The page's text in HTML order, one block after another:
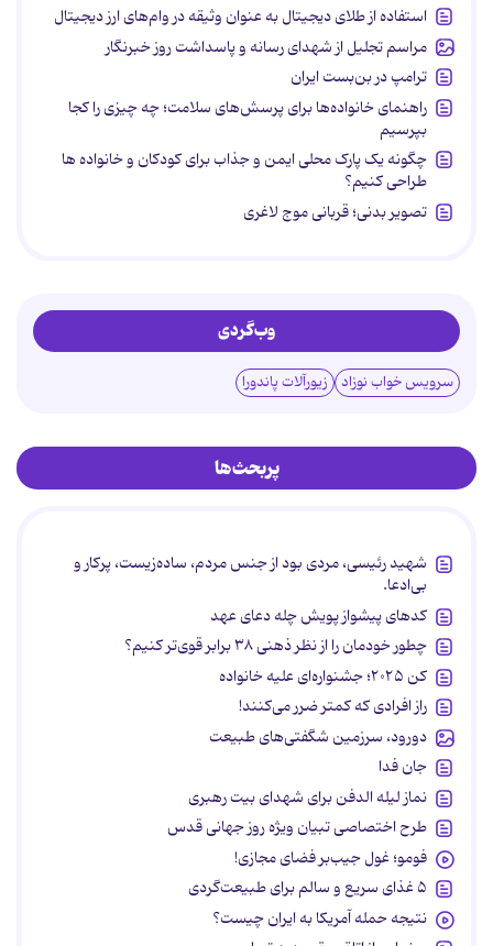
استفاده از طلای دیجیتال به عنوان وثیقه در وام‌های ارز دیجیتال
مراسم تجلیل از شهدای رسانه و پاسداشت روز خبرنگار
ترامپ در بن‌بست ایران
راهنمای خانواده‌ها برای پرسش‌های سلامت؛ چه چیزی را کجا
بپرسیم
چگونه یک پارک محلی ایمن و جذاب برای کودکان و خانواده ها
طراحی کنیم؟
تصویر بدنی؛ قربانی موج لاغری
وب‌گردی
سرویس خواب نوزاد زیورآلات پاندورا
پربحث‌ها
شهید رئیسی، مردی بود از جنس مردم، ساده‌زیست، پرکار و
بی‌ادعا.
کدهای پیشواز پویش چله دعای عهد
چطور خودمان را از نظر ذهنی ۳۸ برابر قوی‌تر کنیم؟
کن ۲۰۲۵؛ جشنواره‌ای علیه خانواده
راز افرادی که کمتر ضرر می‌کنند!
دورود، سرزمین شگفتی‌های طبیعت
جان فدا
نماز لیله الدفن برای شهدای بیت رهبری
طرح اختصاصی تبیان ویژه روز جهانی قدس
فومو؛ غول جیب‌بر فضای مجازی!
۵ غذای سریع و سالم برای طبیعت‌گردی
نتیجه حمله آمریکا به ایران چیست؟